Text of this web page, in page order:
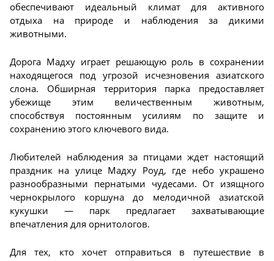
обеспечивают идеальный климат для активного
отдыха на природе и наблюдения за дикими
животными.
Дорога Мадху играет решающую роль в сохранении
находящегося под угрозой исчезновения азиатского
слона. Обширная территория парка предоставляет
убежище этим величественным животным,
способствуя постоянным усилиям по защите и
сохранению этого ключевого вида.
Любителей наблюдения за птицами ждет настоящий
праздник на улице Мадху Роуд, где небо украшено
разнообразными пернатыми чудесами. От изящного
чернокрылого коршуна до мелодичной азиатской
кукушки — парк предлагает захватывающие
впечатления для орнитологов.
Для тех, кто хочет отправиться в путешествие в